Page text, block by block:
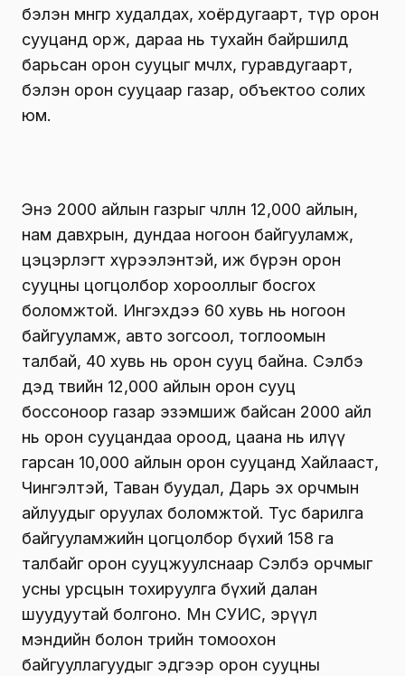
бэлэн мөнгөөр худалдах, хоёрдугаарт, түр орон
сууцанд орж, дараа нь тухайн байршилд
барьсан орон сууцыг өмчлөх, гуравдугаарт,
бэлэн орон сууцаар газар, объектоо солих
юм.
Энэ 2000 айлын газрыг чөлөөлөн 12,000 айлын,
нам давхрын, дундаа ногоон байгууламж,
цэцэрлэгт хүрээлэнтэй, иж бүрэн орон
сууцны цогцолбор хорооллыг босгох
боломжтой. Ингэхдээ 60 хувь нь ногоон
байгууламж, авто зогсоол, тоглоомын
талбай, 40 хувь нь орон сууц байна. Сэлбэ
дэд төвийн 12,000 айлын орон сууц
боссоноор газар эзэмшиж байсан 2000 айл
нь орон сууцандаа ороод, цаана нь илүү
гарсан 10,000 айлын орон сууцанд Хайлааст,
Чингэлтэй, Таван буудал, Дарь эх орчмын
айлуудыг оруулах боломжтой. Тус барилга
байгууламжийн цогцолбор бүхий 158 га
талбайг орон сууцжуулснаар Сэлбэ орчмыг
усны урсцын тохируулга бүхий далан
шуудуутай болгоно. Мөн СУИС, эрүүл
мэндийн болон төрийн томоохон
байгууллагуудыг эдгээр орон сууцны